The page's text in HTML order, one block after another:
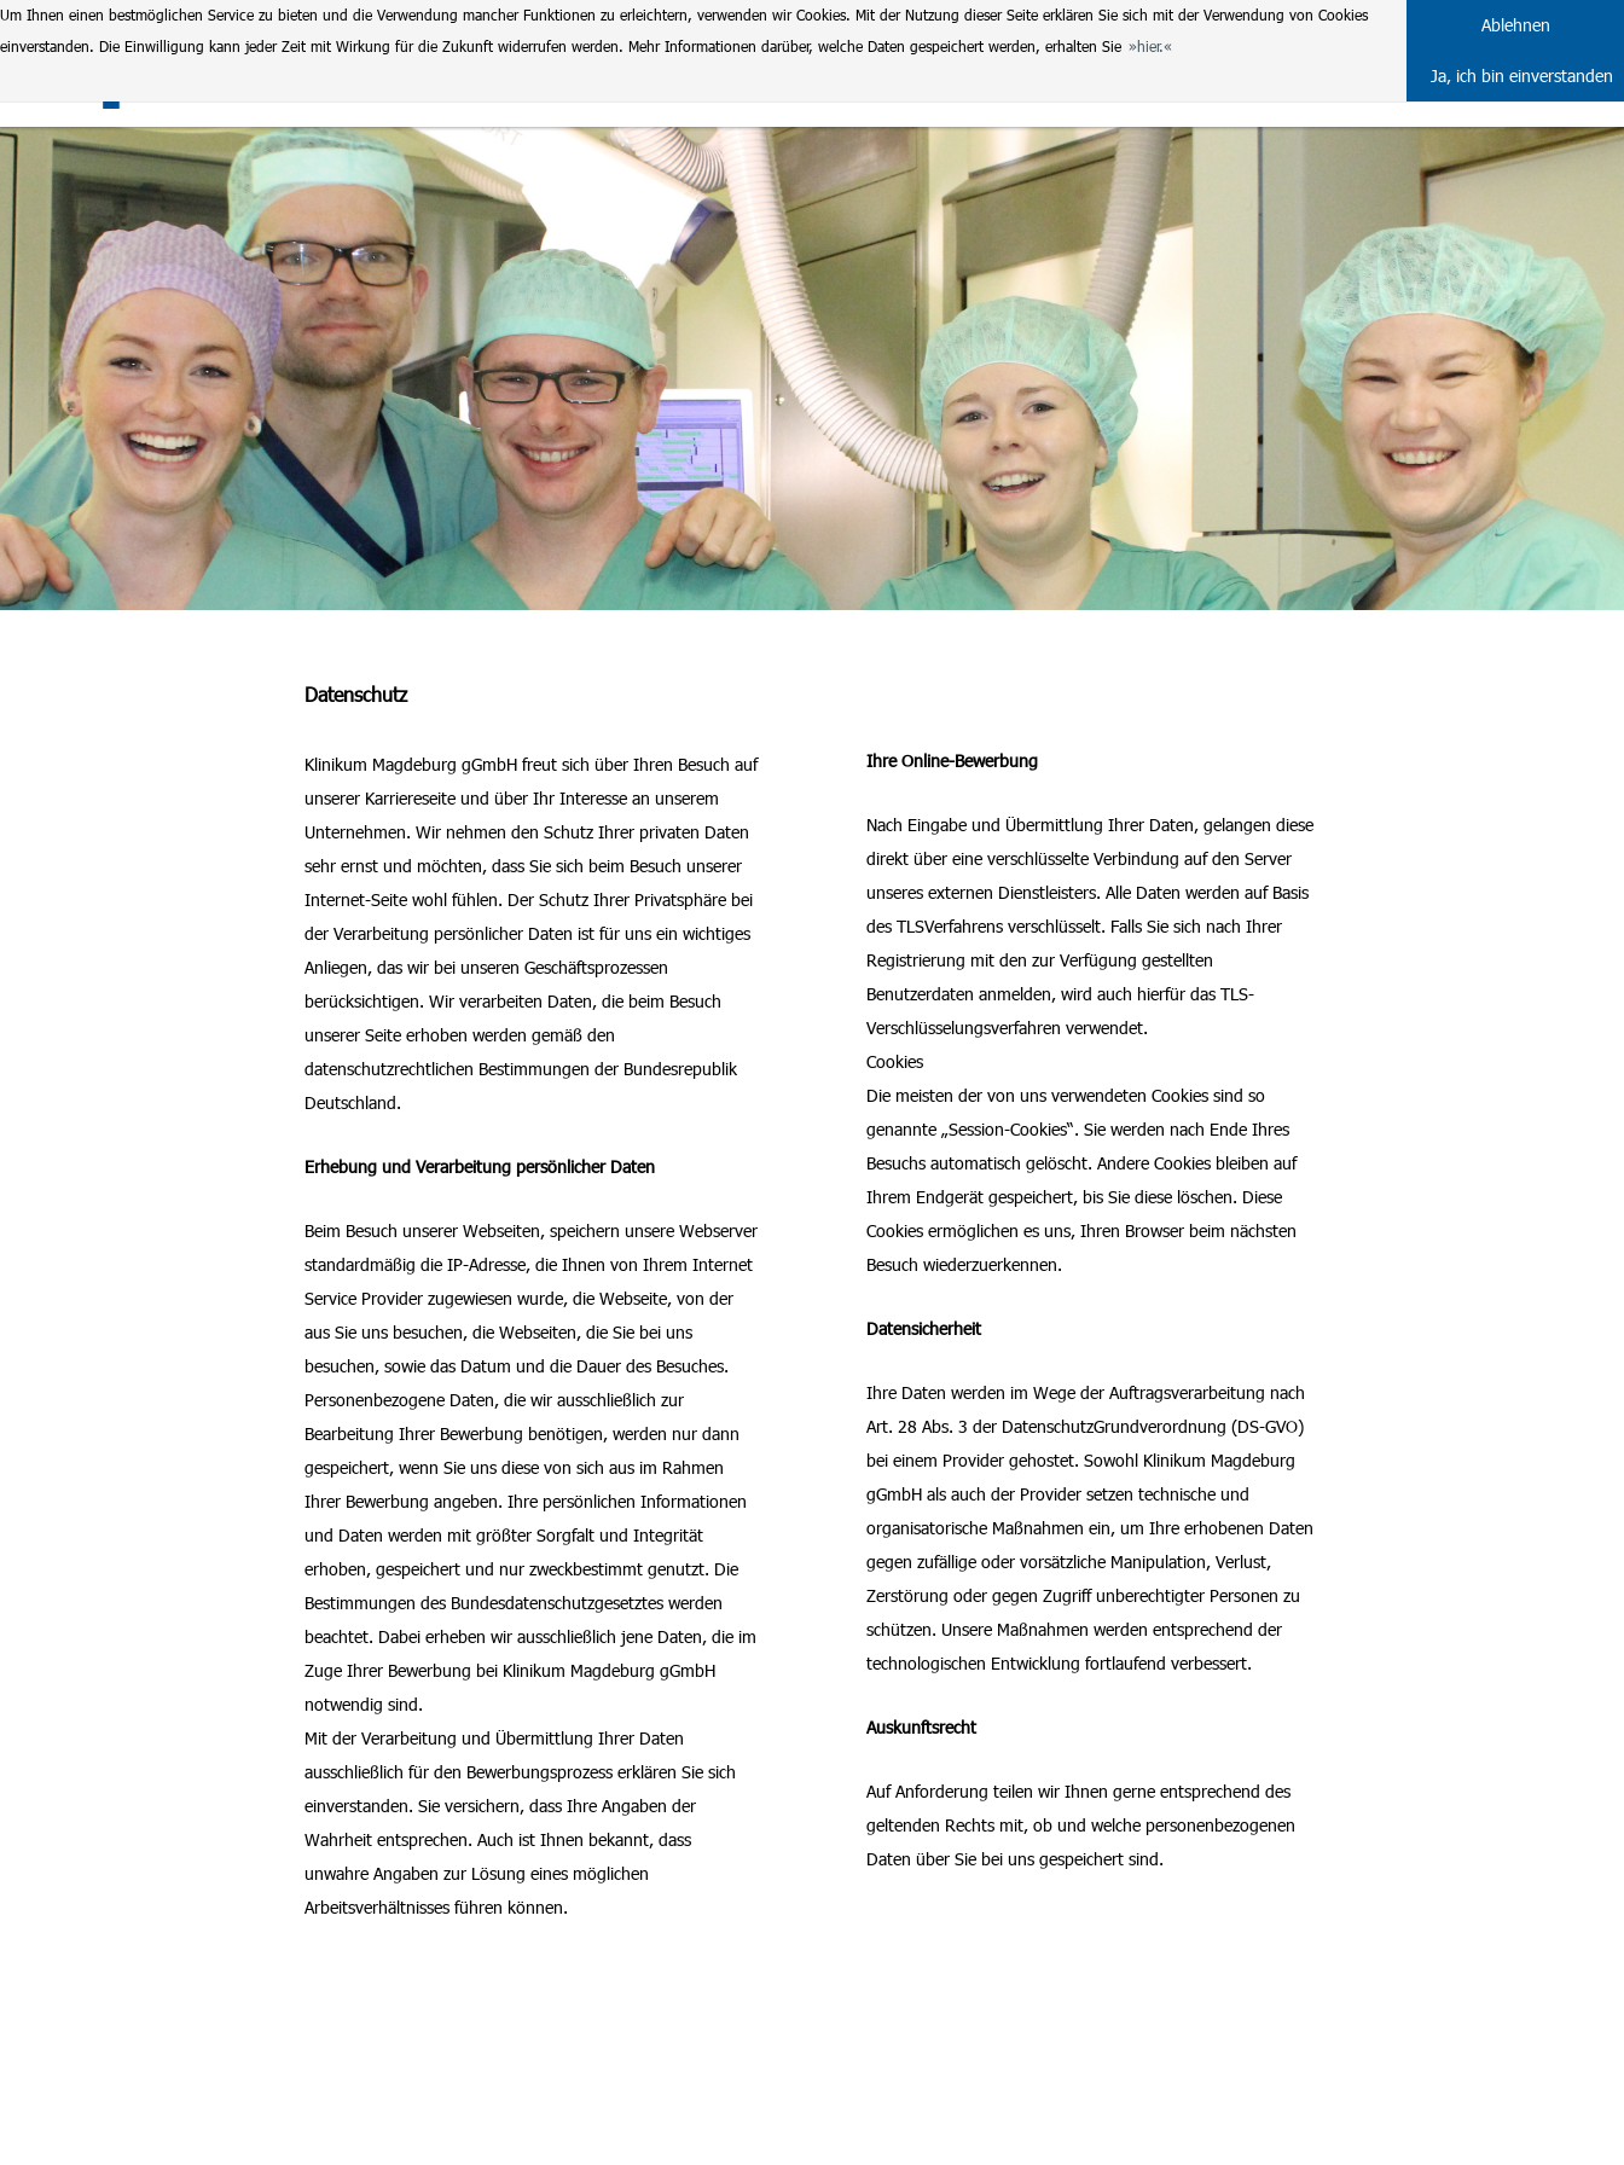
Um Ihnen einen bestmöglichen Service zu bieten und die Verwendung mancher Funktionen zu erleichtern, verwenden wir Cookies. Mit der Nutzung dieser Seite erklären Sie sich mit der Verwendung von Cookies
einverstanden. Die Einwilligung kann jeder Zeit mit Wirkung für die Zukunft widerrufen werden. Mehr Informationen darüber, welche Daten gespeichert werden, erhalten Sie
hier.
Ablehnen
Ja, ich bin einverstanden
DE
Klinikum Magdeburg Ausbildung
Datenschutz
Klinikum Magdeburg gGmbH freut sich über Ihren Besuch auf
unserer Karriereseite und über Ihr Interesse an unserem
Unternehmen. Wir nehmen den Schutz Ihrer privaten Daten
sehr ernst und möchten, dass Sie sich beim Besuch unserer
Internet-Seite wohl fühlen. Der Schutz Ihrer Privatsphäre bei
der Verarbeitung persönlicher Daten ist für uns ein wichtiges
Anliegen, das wir bei unseren Geschäftsprozessen
berücksichtigen. Wir verarbeiten Daten, die beim Besuch
unserer Seite erhoben werden gemäß den
datenschutzrechtlichen Bestimmungen der Bundesrepublik
Deutschland.
Erhebung und Verarbeitung persönlicher Daten
Beim Besuch unserer Webseiten, speichern unsere Webserver
standardmäßig die IP-Adresse, die Ihnen von Ihrem Internet
Service Provider zugewiesen wurde, die Webseite, von der
aus Sie uns besuchen, die Webseiten, die Sie bei uns
besuchen, sowie das Datum und die Dauer des Besuches.
Personenbezogene Daten, die wir ausschließlich zur
Bearbeitung Ihrer Bewerbung benötigen, werden nur dann
gespeichert, wenn Sie uns diese von sich aus im Rahmen
Ihrer Bewerbung angeben. Ihre persönlichen Informationen
und Daten werden mit größter Sorgfalt und Integrität
erhoben, gespeichert und nur zweckbestimmt genutzt. Die
Bestimmungen des Bundesdatenschutzgesetztes werden
beachtet. Dabei erheben wir ausschließlich jene Daten, die im
Zuge Ihrer Bewerbung bei Klinikum Magdeburg gGmbH
notwendig sind.
Mit der Verarbeitung und Übermittlung Ihrer Daten
ausschließlich für den Bewerbungsprozess erklären Sie sich
einverstanden. Sie versichern, dass Ihre Angaben der
Wahrheit entsprechen. Auch ist Ihnen bekannt, dass
unwahre Angaben zur Lösung eines möglichen
Arbeitsverhältnisses führen können.
Ihre Online-Bewerbung
Nach Eingabe und Übermittlung Ihrer Daten, gelangen diese
direkt über eine verschlüsselte Verbindung auf den Server
unseres externen Dienstleisters. Alle Daten werden auf Basis
des TLSVerfahrens verschlüsselt. Falls Sie sich nach Ihrer
Registrierung mit den zur Verfügung gestellten
Benutzerdaten anmelden, wird auch hierfür das TLS-
Verschlüsselungsverfahren verwendet.
Cookies
Die meisten der von uns verwendeten Cookies sind so
genannte „Session-Cookies“. Sie werden nach Ende Ihres
Besuchs automatisch gelöscht. Andere Cookies bleiben auf
Ihrem Endgerät gespeichert, bis Sie diese löschen. Diese
Cookies ermöglichen es uns, Ihren Browser beim nächsten
Besuch wiederzuerkennen.
Datensicherheit
Ihre Daten werden im Wege der Auftragsverarbeitung nach
Art. 28 Abs. 3 der DatenschutzGrundverordnung (DS-GVO)
bei einem Provider gehostet. Sowohl Klinikum Magdeburg
gGmbH als auch der Provider setzen technische und
organisatorische Maßnahmen ein, um Ihre erhobenen Daten
gegen zufällige oder vorsätzliche Manipulation, Verlust,
Zerstörung oder gegen Zugriff unberechtigter Personen zu
schützen. Unsere Maßnahmen werden entsprechend der
technologischen Entwicklung fortlaufend verbessert.
Auskunftsrecht
Auf Anforderung teilen wir Ihnen gerne entsprechend des
geltenden Rechts mit, ob und welche personenbezogenen
Daten über Sie bei uns gespeichert sind.